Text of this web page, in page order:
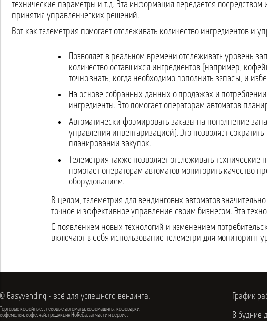
технические параметры и т.д. Эта информация передается
принятия управленческих решений.
Вот как телеметрия помогает отслеживать количество ингредиентов
Позволяет в реальном времени отслеживать уровень
количество оставшихся ингредиентов (например,
точно знать, когда необходимо пополнить запасы, и
На основе собранных данных о продажах и
ингредиенты. Это помогает операторам автоматов
Автоматически формировать заказы на пополнение
управления инвентаризацией). Это позволяет
планировании закупок.
Телеметрия также позволяет отслеживать
помогает операторам автоматов мониторить качество
оборудованием.
В целом, телеметрия для вендинговых автоматов
точное и эффективное управление своим бизнесом. Эта
С появлением новых технологий и изменением
включают в себя использование телеметри для мониторинг
© Easyvending - всё для успешного вендинга.
Торговые кофейные, снековые автоматы, кофемашины, кофеварки,
кофемолки, кофе, чай, продукция HoReCa, запчасти и сервис.
График
В будние